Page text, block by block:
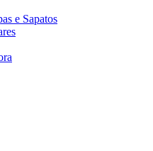
e Sapatos